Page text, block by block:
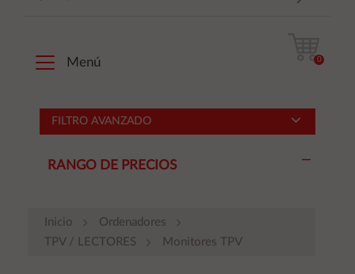
Menú 0
FILTRO AVANZADO
RANGO DE PRECIOS
Inicio
Ordenadores
TPV / LECTORES
Monitores TPV